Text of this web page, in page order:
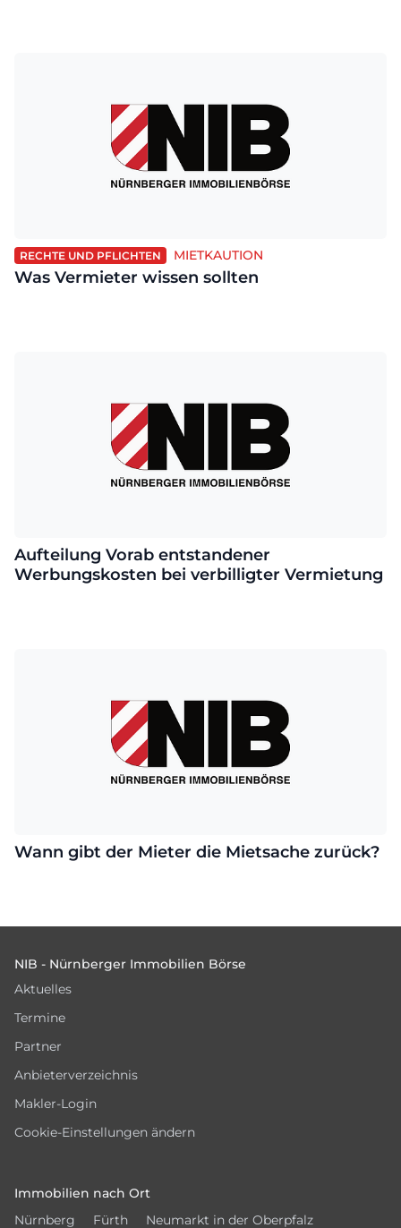
RECHTE UND PFLICHTEN MIETKAUTION
Was Vermieter wissen sollten
Aufteilung Vorab entstandener
Werbungskosten bei verbilligter Vermietung
Wann gibt der Mieter die Mietsache zurück?
NIB - Nürnberger Immobilien Börse
Aktuelles
Termine
Partner
Anbieterverzeichnis
Makler-Login
Cookie-Einstellungen ändern
Immobilien nach Ort
Nürnberg
Fürth Neumarkt in der Oberpfalz